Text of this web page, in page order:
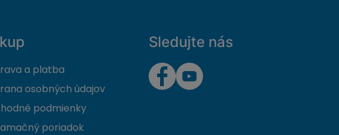
a platba
osobných údajov
podmienky
poriadok
Sledujte nás